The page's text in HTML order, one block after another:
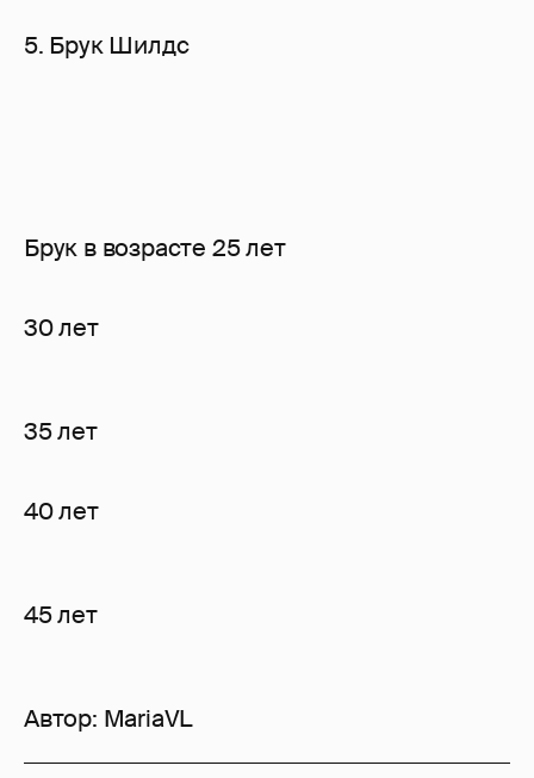
5. Брук Шилдс
Брук в возрасте 25 лет
30 лет
35 лет
40 лет
45 лет
Автор: MariaVL